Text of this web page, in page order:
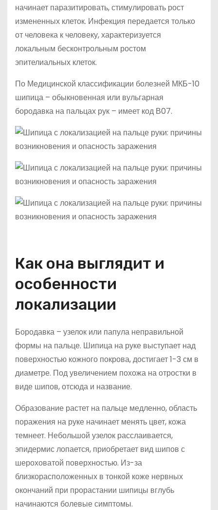
начинает паразитировать, стимулировать рост
измененных клеток. Инфекция передается только
от человека к человеку, характеризуется
локальным бесконтрольным ростом
эпителиальных клеток.
По Медицинской классификации болезней МКБ-10
шипица – обыкновенная или вульгарная
бородавка на пальцах рук – имеет код В07.
Как она выглядит и
особенности
локализации
Бородавка – узелок или папула неправильной
формы на пальце. Шипица на руке выступает над
поверхностью кожного покрова, достигает 1-3 см в
диаметре. Под увеличением похожа на отростки в
виде шипов, отсюда и название.
Образование растет на пальце медленно, область
поражения на руке начинает менять цвет, кожа
темнеет. Небольшой узелок расслаивается,
эпидермис лопается, приобретает вид шипов с
шероховатой поверхностью. Из-за
близкорасположенных в тонкой коже нервных
окончаний при прорастании шипицы вглубь
начинаются болевые симптомы.